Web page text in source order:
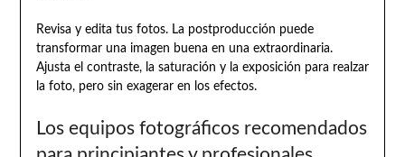
Revisa y edita tus fotos. La postproducción puede
transformar una imagen buena en una extraordinaria.
Ajusta el contraste, la saturación y la exposición para realzar
la foto, pero sin exagerar en los efectos.
Los equipos fotográficos recomendados